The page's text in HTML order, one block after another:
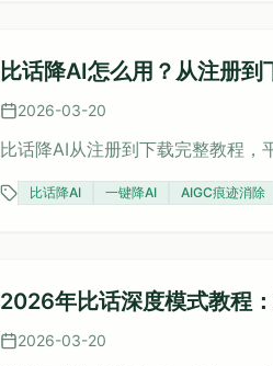
比话降AI怎么用？从注册
2026-03-20
比话降AI从注册到下载完整教程
比话降AI 一键降AI AIGC痕迹消除
2026年比话深度模式教程
2026-03-20